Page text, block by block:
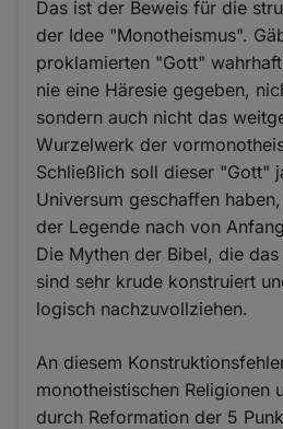
Das ist der Beweis für die
der Idee "Monotheismus".
proklamierten "Gott"
nie eine Häresie gegeben,
sondern auch nicht das
Wurzelwerk der
Schließlich soll dieser "Gott"
Universum geschaffen
der Legende nach von
Die Mythen der Bibel, die
sind sehr krude konstruiert
logisch nachzuvollziehen.
An diesem
monotheistischen Religionen
durch Reformation der 5